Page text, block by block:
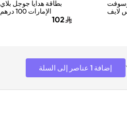
لايف
بطاقة هدايا جوجل بلاي
الإمارات 100 درهم
إماراتي إرسال الكود102
إضافة 1 عناصر إلى السلة